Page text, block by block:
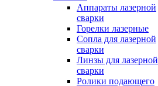
Аппараты лазерной
сварки
Горелки лазерные
Сопла для лазерной
сварки
Линзы для лазерной
сварки
Ролики подающего